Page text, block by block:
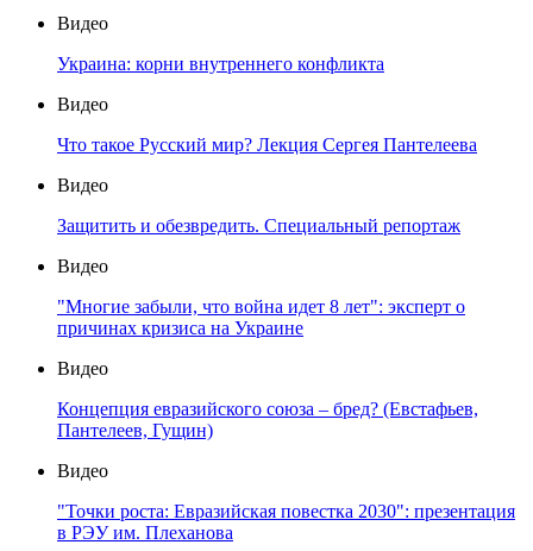
Видео
Украина: корни внутреннего конфликта
Видео
Что такое Русский мир? Лекция Сергея Пантелеева
Видео
Защитить и обезвредить. Специальный репортаж
Видео
"Многие забыли, что война идет 8 лет": эксперт о
причинах кризиса на Украине
Видео
Концепция евразийского союза – бред? (Евстафьев,
Пантелеев, Гущин)
Видео
"Точки роста: Евразийская повестка 2030": презентация
в РЭУ им. Плеханова